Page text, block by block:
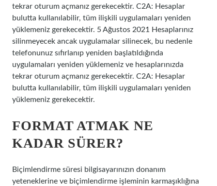
tekrar oturum açmanız gerekecektir. C2A: Hesaplar
bulutta kullanılabilir, tüm ilişkili uygulamaları yeniden
yüklemeniz gerekecektir. 5 Ağustos 2021 Hesaplarınız
silinmeyecek ancak uygulamalar silinecek, bu nedenle
telefonunuz sıfırlanıp yeniden başlatıldığında
uygulamaları yeniden yüklemeniz ve hesaplarınızda
tekrar oturum açmanız gerekecektir. C2A: Hesaplar
bulutta kullanılabilir, tüm ilişkili uygulamaları yeniden
yüklemeniz gerekecektir.
FORMAT ATMAK NE
KADAR SÜRER?
Biçimlendirme süresi bilgisayarınızın donanım
yeteneklerine ve biçimlendirme işleminin karmaşıklığına